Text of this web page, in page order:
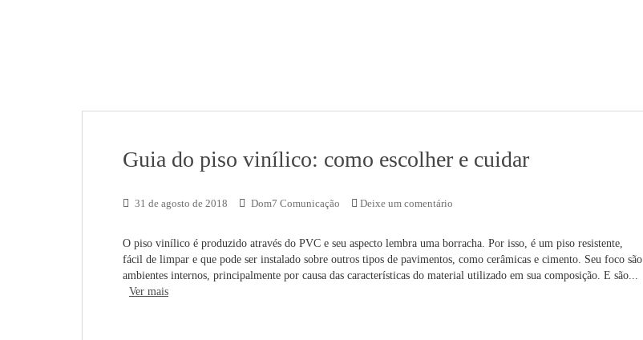
Guia do piso vinílico: como escolher e cuidar
31 de agosto de 2018 Dom7 Comunicação Deixe um comentário
O piso vinílico é produzido através do PVC e seu aspecto lembra uma borracha. Por isso, é um piso resistente,
fácil de limpar e que pode ser instalado sobre outros tipos de pavimentos, como cerâmicas e cimento. Seu foco são
ambientes internos, principalmente por causa das características do material utilizado em sua composição. E são...
Ver mais